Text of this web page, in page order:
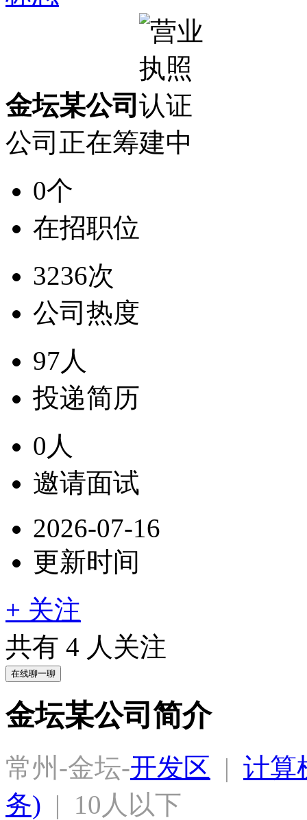
金坛某公司
公司正在筹建中
0个
在招职位
3236次
公司热度
97人
投递简历
0人
邀请面试
2026-07-16
更新时间
+ 关注
共有 4 人关注
在线聊一聊
金坛某公司简介
常州-金坛-开发区 | 计算
务) |  10人以下